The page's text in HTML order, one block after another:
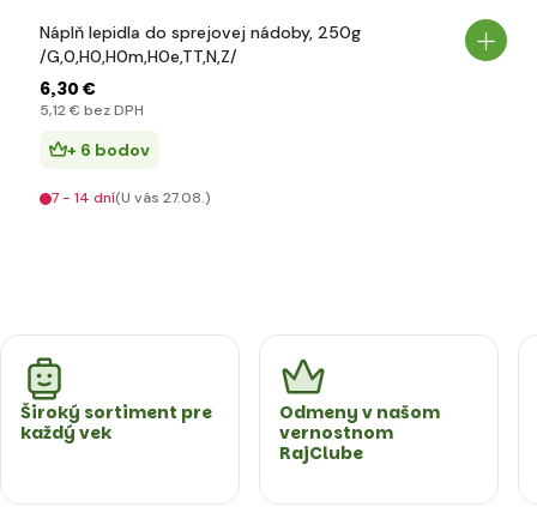
Náplň lepidla do sprejovej nádoby, 250g
/G,0,H0,H0m,H0e,TT,N,Z/
6,30 €
5,12 € bez DPH
+ 6 bodov
7 - 14 dní(U vás 27.08.)
Široký sortiment pre
každý vek
Odmeny v našom
vernostnom
RajClube